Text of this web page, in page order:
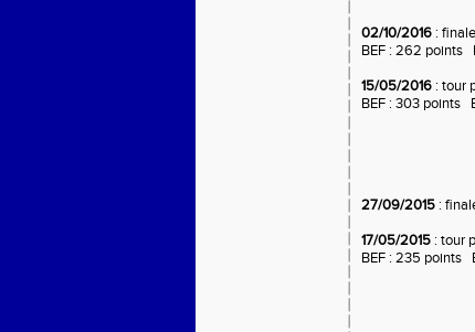
02/10/2016 :
BEF : 262 points
15/05/2016 : tour
BEF : 303 points
27/09/2015 :
17/05/2015 : tour
BEF : 235 points